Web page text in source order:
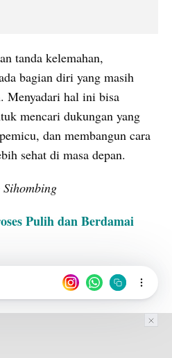
tanda kelemahan,
bagian diri yang masih
Menyadari hal ini bisa
mencari dukungan yang
dan membangun cara
sehat di masa depan.
Pulih dan Berdamai